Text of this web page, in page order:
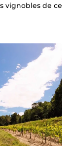
vignobles de ce